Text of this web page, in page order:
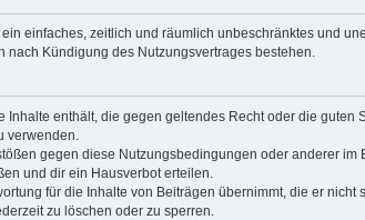
einfaches, zeitlich und räumlich unbeschränktes und
nach Kündigung des Nutzungsvertrages bestehen.
enthält, die gegen geltendes Recht oder die
verwenden.
gegen diese Nutzungsbedingungen oder anderer
und dir ein Hausverbot erteilen.
für die Inhalte von Beiträgen übernimmt, die er
zu löschen oder zu sperren.